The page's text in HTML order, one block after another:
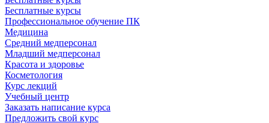
Бесплатные курсы
Профессиональное обучение ПК
Медицина
Средний медперсонал
Младший медперсонал
Красота и здоровье
Косметология
Курс лекций
Учебный центр
Заказать написание курса
Предложить свой курс